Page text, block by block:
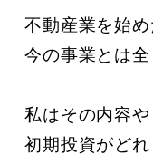
不動産業を始め
今の事業とは全
私はその内容や
初期投資がどれ